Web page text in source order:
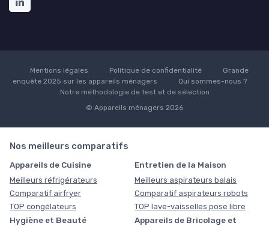
Mentions légales Politique de confidentialité
Grande
enquête 2025 sur les appareils ménagers
Qui sommes-nous ?
Notre méthodologie de test et de sélection
© Appareils ménagers 2026
Nos meilleurs comparatifs
Appareils de Cuisine
Meilleurs réfrigérateurs
Comparatif airfryer
TOP congélateurs
Entretien de la Maison
Meilleurs aspirateurs balais
Comparatif aspirateurs robots
TOP lave-vaisselles pose libre
Hygiène et Beauté
Appareils de Bricolage et